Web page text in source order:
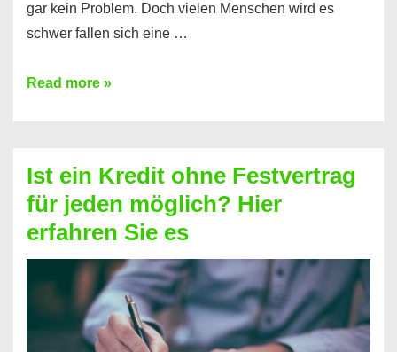
gar kein Problem. Doch vielen Menschen wird es
schwer fallen sich eine …
Kreditkarte
Prepaid
ist
nicht
nur
für
Handy
Read more »
Ist ein Kredit ohne Festvertrag
für jeden möglich? Hier
erfahren Sie es